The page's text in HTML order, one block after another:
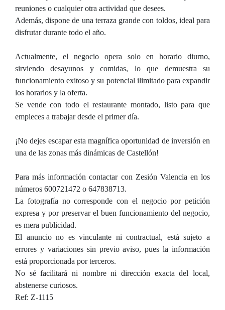
reuniones o cualquier otra actividad que desees.
Además, dispone de una terraza grande con toldos, ideal para
disfrutar durante todo el año.
Actualmente, el negocio opera solo en horario diurno,
sirviendo desayunos y comidas, lo que demuestra su
funcionamiento exitoso y su potencial ilimitado para expandir
los horarios y la oferta.
Se vende con todo el restaurante montado, listo para que
empieces a trabajar desde el primer día.
¡No dejes escapar esta magnífica oportunidad de inversión en
una de las zonas más dinámicas de Castellón!
Para más información contactar con Zesión Valencia en los
números 600721472 o 647838713.
La fotografía no corresponde con el negocio por petición
expresa y por preservar el buen funcionamiento del negocio,
es mera publicidad.
El anuncio no es vinculante ni contractual, está sujeto a
errores y variaciones sin previo aviso, pues la información
está proporcionada por terceros.
No sé facilitará ni nombre ni dirección exacta del local,
abstenerse curiosos.
Ref: Z-1115